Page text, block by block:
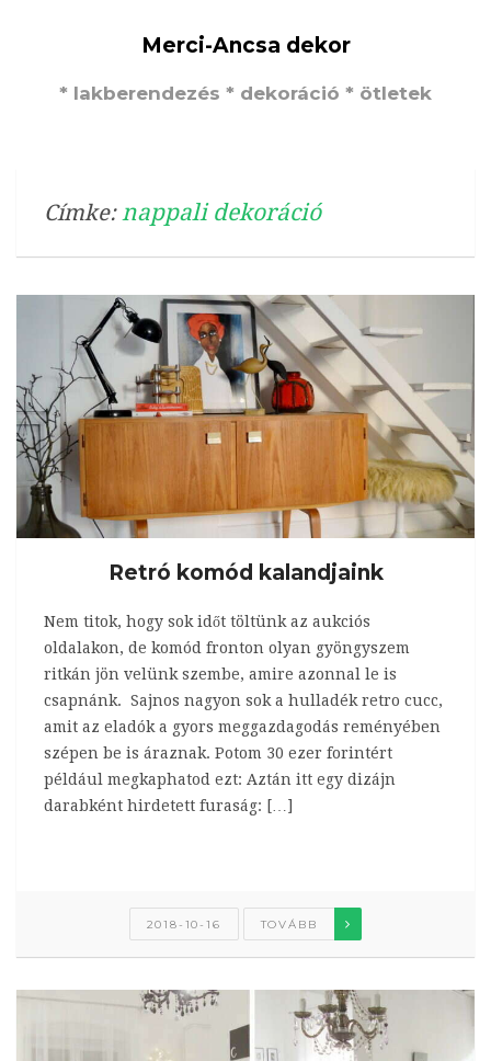
Merci-Ancsa dekor
* lakberendezés * dekoráció * ötletek
Címke: nappali dekoráció
Retró komód kalandjaink
Nem titok, hogy sok időt töltünk az aukciós
oldalakon, de komód fronton olyan gyöngyszem
ritkán jön velünk szembe, amire azonnal le is
csapnánk. Sajnos nagyon sok a hulladék retro cucc,
amit az eladók a gyors meggazdagodás reményében
szépen be is áraznak. Potom 30 ezer forintért
például megkaphatod ezt: Aztán itt egy dizájn
darabként hirdetett furaság: […]
2018-10-16 TOVÁBB